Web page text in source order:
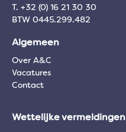
T. +32 (0) 16 21 30 30
BTW 0445.299.482
Algemeen
Over A&C
Vacatures
Contact
Wettelijke vermeldingen